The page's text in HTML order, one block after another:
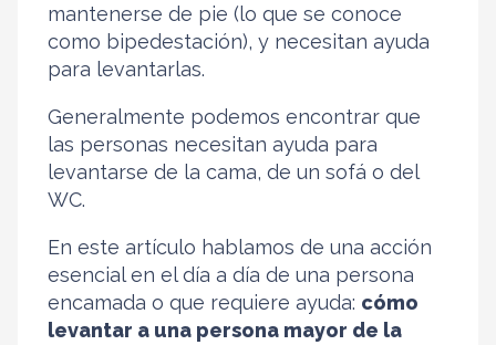
mantenerse de pie (lo que se conoce
como bipedestación), y necesitan ayuda
para levantarlas.
Generalmente podemos encontrar que
las personas necesitan ayuda para
levantarse de la cama, de un sofá o del
WC.
En este artículo hablamos de una acción
esencial en el día a día de una persona
encamada o que requiere ayuda: cómo
levantar a una persona mayor de la